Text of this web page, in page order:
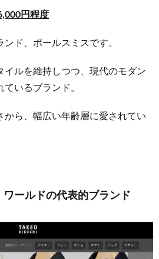
円程度
ド、ポールスミスです。
イルを維持しつつ、現代のモダン
いるブランド。
から、幅広い年齢層に愛されてい
ワールドの代表的ブランド